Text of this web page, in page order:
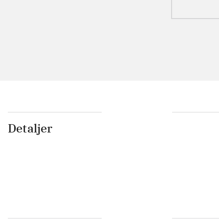
Detaljer